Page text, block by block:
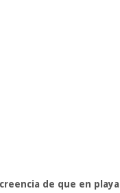
de que en